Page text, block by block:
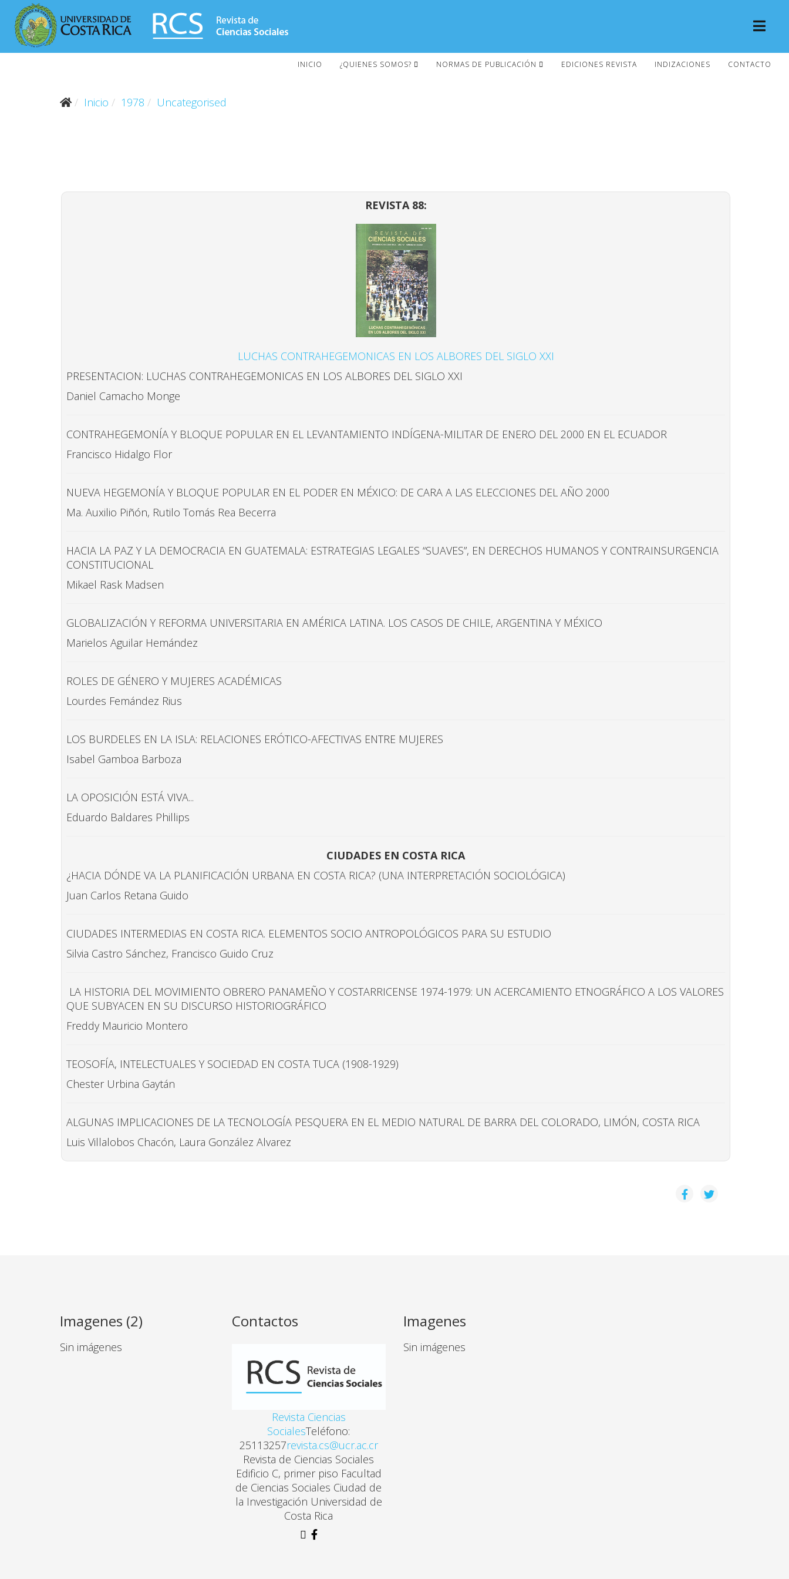
INICIO ¿QUIENES SOMOS? NORMAS DE PUBLICACIÓN EDICIONES REVISTA INDIZACIONES CONTACTO
Inicio 1978 Uncategorised
REVISTA 88:
LUCHAS CONTRAHEGEMONICAS EN LOS ALBORES DEL SIGLO XXI
PRESENTACION: LUCHAS CONTRAHEGEMONICAS EN LOS ALBORES DEL SIGLO XXI
Daniel Camacho Monge
CONTRAHEGEMONÍA Y BLOQUE POPULAR EN EL LEVANTAMIENTO INDÍGENA-MILITAR DE ENERO DEL 2000 EN EL ECUADOR
Francisco Hidalgo Flor
NUEVA HEGEMONÍA Y BLOQUE POPULAR EN EL PODER EN MÉXICO: DE CARA A LAS ELECCIONES DEL AÑO 2000
Ma. Auxilio Piñón, Rutilo Tomás Rea Becerra
HACIA LA PAZ Y LA DEMOCRACIA EN GUATEMALA: ESTRATEGIAS LEGALES “SUAVES”, EN DERECHOS HUMANOS Y CONTRAINSURGENCIA
CONSTITUCIONAL
Mikael Rask Madsen
GLOBALIZACIÓN Y REFORMA UNIVERSITARIA EN AMÉRICA LATINA. LOS CASOS DE CHILE, ARGENTINA Y MÉXICO
Marielos Aguilar Hemández
ROLES DE GÉNERO Y MUJERES ACADÉMICAS
Lourdes Femández Rius
LOS BURDELES EN LA ISLA: RELACIONES ERÓTICO-AFECTIVAS ENTRE MUJERES
Isabel Gamboa Barboza
LA OPOSICIÓN ESTÁ VIVA...
Eduardo Baldares Phillips
CIUDADES EN COSTA RICA
¿HACIA DÓNDE VA LA PLANIFICACIÓN URBANA EN COSTA RICA? (UNA INTERPRETACIÓN SOCIOLÓGICA)
Juan Carlos Retana Guido
CIUDADES INTERMEDIAS EN COSTA RICA. ELEMENTOS SOCIO ANTROPOLÓGICOS PARA SU ESTUDIO
Silvia Castro Sánchez, Francisco Guido Cruz
LA HISTORIA DEL MOVIMIENTO OBRERO PANAMEÑO Y COSTARRICENSE 1974-1979: UN ACERCAMIENTO ETNOGRÁFICO A LOS VALORES
QUE SUBYACEN EN SU DISCURSO HISTORIOGRÁFICO
Freddy Mauricio Montero
TEOSOFÍA, INTELECTUALES Y SOCIEDAD EN COSTA TUCA (1908-1929)
Chester Urbina Gaytán
ALGUNAS IMPLICACIONES DE LA TECNOLOGÍA PESQUERA EN EL MEDIO NATURAL DE BARRA DEL COLORADO, LIMÓN, COSTA RICA
Luis Villalobos Chacón, Laura González Alvarez
Imagenes (2)
Sin imágenes
Contactos
Revista Ciencias
SocialesTeléfono:
25113257revista.cs@ucr.ac.cr
Revista de Ciencias Sociales
Edificio C, primer piso Facultad
de Ciencias Sociales Ciudad de
la Investigación Universidad de
Costa Rica
Imagenes
Sin imágenes